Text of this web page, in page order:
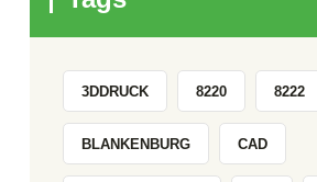
3DDRUCK 8220 8222
BLANKENBURG CAD